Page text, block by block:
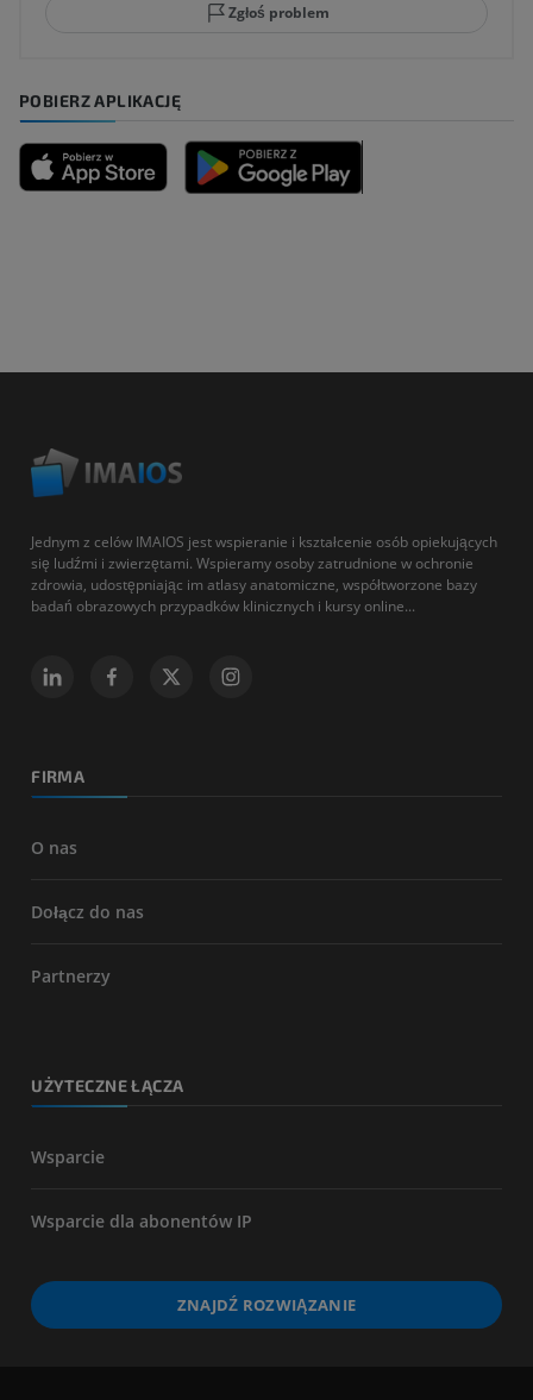
Zgłoś problem
POBIERZ APLIKACJĘ
Jednym z celów IMAIOS jest wspieranie i kształcenie osób opiekujących
się ludźmi i zwierzętami. Wspieramy osoby zatrudnione w ochronie
zdrowia, udostępniając im atlasy anatomiczne, współtworzone bazy
badań obrazowych przypadków klinicznych i kursy online...
FIRMA
O nas
Dołącz do nas
Partnerzy
UŻYTECZNE ŁĄCZA
Wsparcie
Wsparcie dla abonentów IP
ZNAJDŹ ROZWIĄZANIE